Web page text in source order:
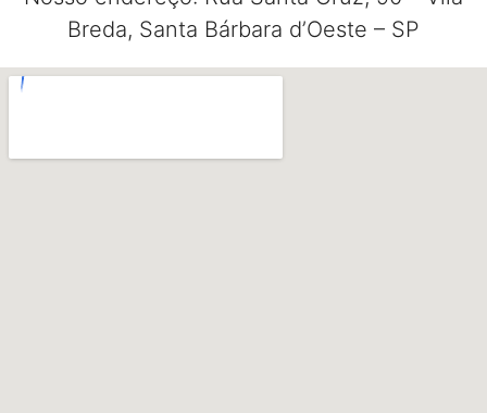
Breda, Santa Bárbara d’Oeste – SP